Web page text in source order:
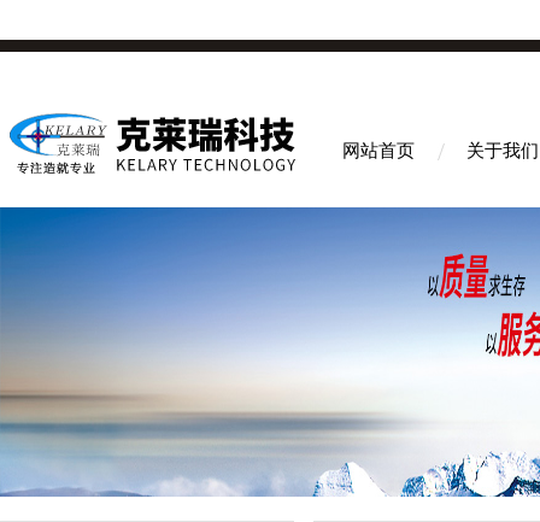
网站首页 关于我们